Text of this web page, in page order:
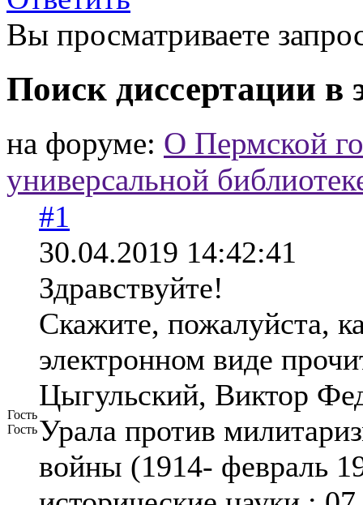
Вы просматриваете
Поиск диссертации в
на форуме: О Пермской
универсальной
Гость
Гость
#1
30.04.2019 14:42:41
Здравствуйте!
Скажите, пожалуйста,
электронном виде
Цыгульский, Виктор
Урала против
войны (1914- февраль